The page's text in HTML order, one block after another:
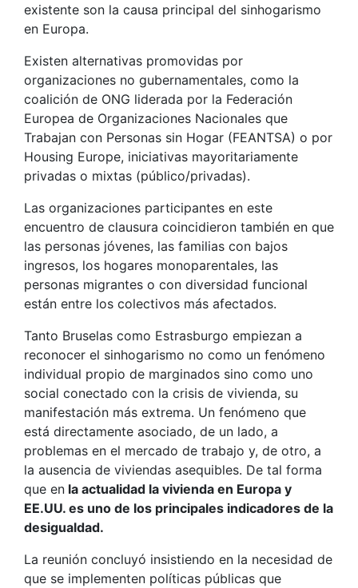
existente son la causa principal del sinhogarismo
en Europa.
Existen alternativas promovidas por
organizaciones no gubernamentales, como la
coalición de ONG liderada por la Federación
Europea de Organizaciones Nacionales que
Trabajan con Personas sin Hogar (FEANTSA) o por
Housing Europe, iniciativas mayoritariamente
privadas o mixtas (público/privadas).
Las organizaciones participantes en este
encuentro de clausura coincidieron también en que
las personas jóvenes, las familias con bajos
ingresos, los hogares monoparentales, las
personas migrantes o con diversidad funcional
están entre los colectivos más afectados.
Tanto Bruselas como Estrasburgo empiezan a
reconocer el sinhogarismo no como un fenómeno
individual propio de marginados sino como uno
social conectado con la crisis de vivienda, su
manifestación más extrema. Un fenómeno que
está directamente asociado, de un lado, a
problemas en el mercado de trabajo y, de otro, a
la ausencia de viviendas asequibles. De tal forma
que en la actualidad la vivienda en Europa y
EE.UU. es uno de los principales indicadores de la
desigualdad.
La reunión concluyó insistiendo en la necesidad de
que se implementen políticas públicas que